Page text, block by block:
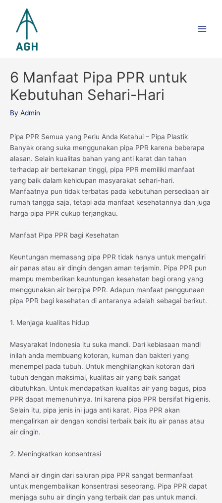
content
6 Manfaat Pipa PPR untuk
Kebutuhan Sehari-Hari
By Admin
Pipa PPR Semua yang Perlu Anda Ketahui – Pipa Plastik
Banyak orang suka menggunakan pipa PPR karena beberapa
alasan. Selain kualitas bahan yang anti karat dan tahan
terhadap air bertekanan tinggi, pipa PPR memiliki manfaat
yang baik dalam kehidupan masyarakat sehari-hari.
Manfaatnya pun tidak terbatas pada kebutuhan persediaan air
rumah tangga saja, tetapi ada manfaat kesehatannya dan juga
harga pipa PPR cukup terjangkau.
Manfaat Pipa PPR bagi Kesehatan
Keuntungan memasang pipa PPR tidak hanya untuk mengaliri
air panas atau air dingin dengan aman terjamin. Pipa PPR pun
mampu memberikan keuntungan kesehatan bagi orang yang
menggunakan air berpipa PPR. Adapun manfaat penggunaan
pipa PPR bagi kesehatan di antaranya adalah sebagai berikut.
1. Menjaga kualitas hidup
Masyarakat Indonesia itu suka mandi. Dari kebiasaan mandi
inilah anda membuang kotoran, kuman dan bakteri yang
menempel pada tubuh. Untuk menghilangkan kotoran dari
tubuh dengan maksimal, kualitas air yang baik sangat
dibutuhkan. Untuk mendapatkan kualitas air yang bagus, pipa
PPR dapat memenuhinya. Ini karena pipa PPR bersifat higienis.
Selain itu, pipa jenis ini juga anti karat. Pipa PPR akan
mengalirkan air dengan kondisi terbaik baik itu air panas atau
air dingin.
2. Meningkatkan konsentrasi
Mandi air dingin dari saluran pipa PPR sangat bermanfaat
untuk mengembalikan konsentrasi seseorang. Pipa PPR dapat
menjaga suhu air dingin yang terbaik dan pas untuk mandi.